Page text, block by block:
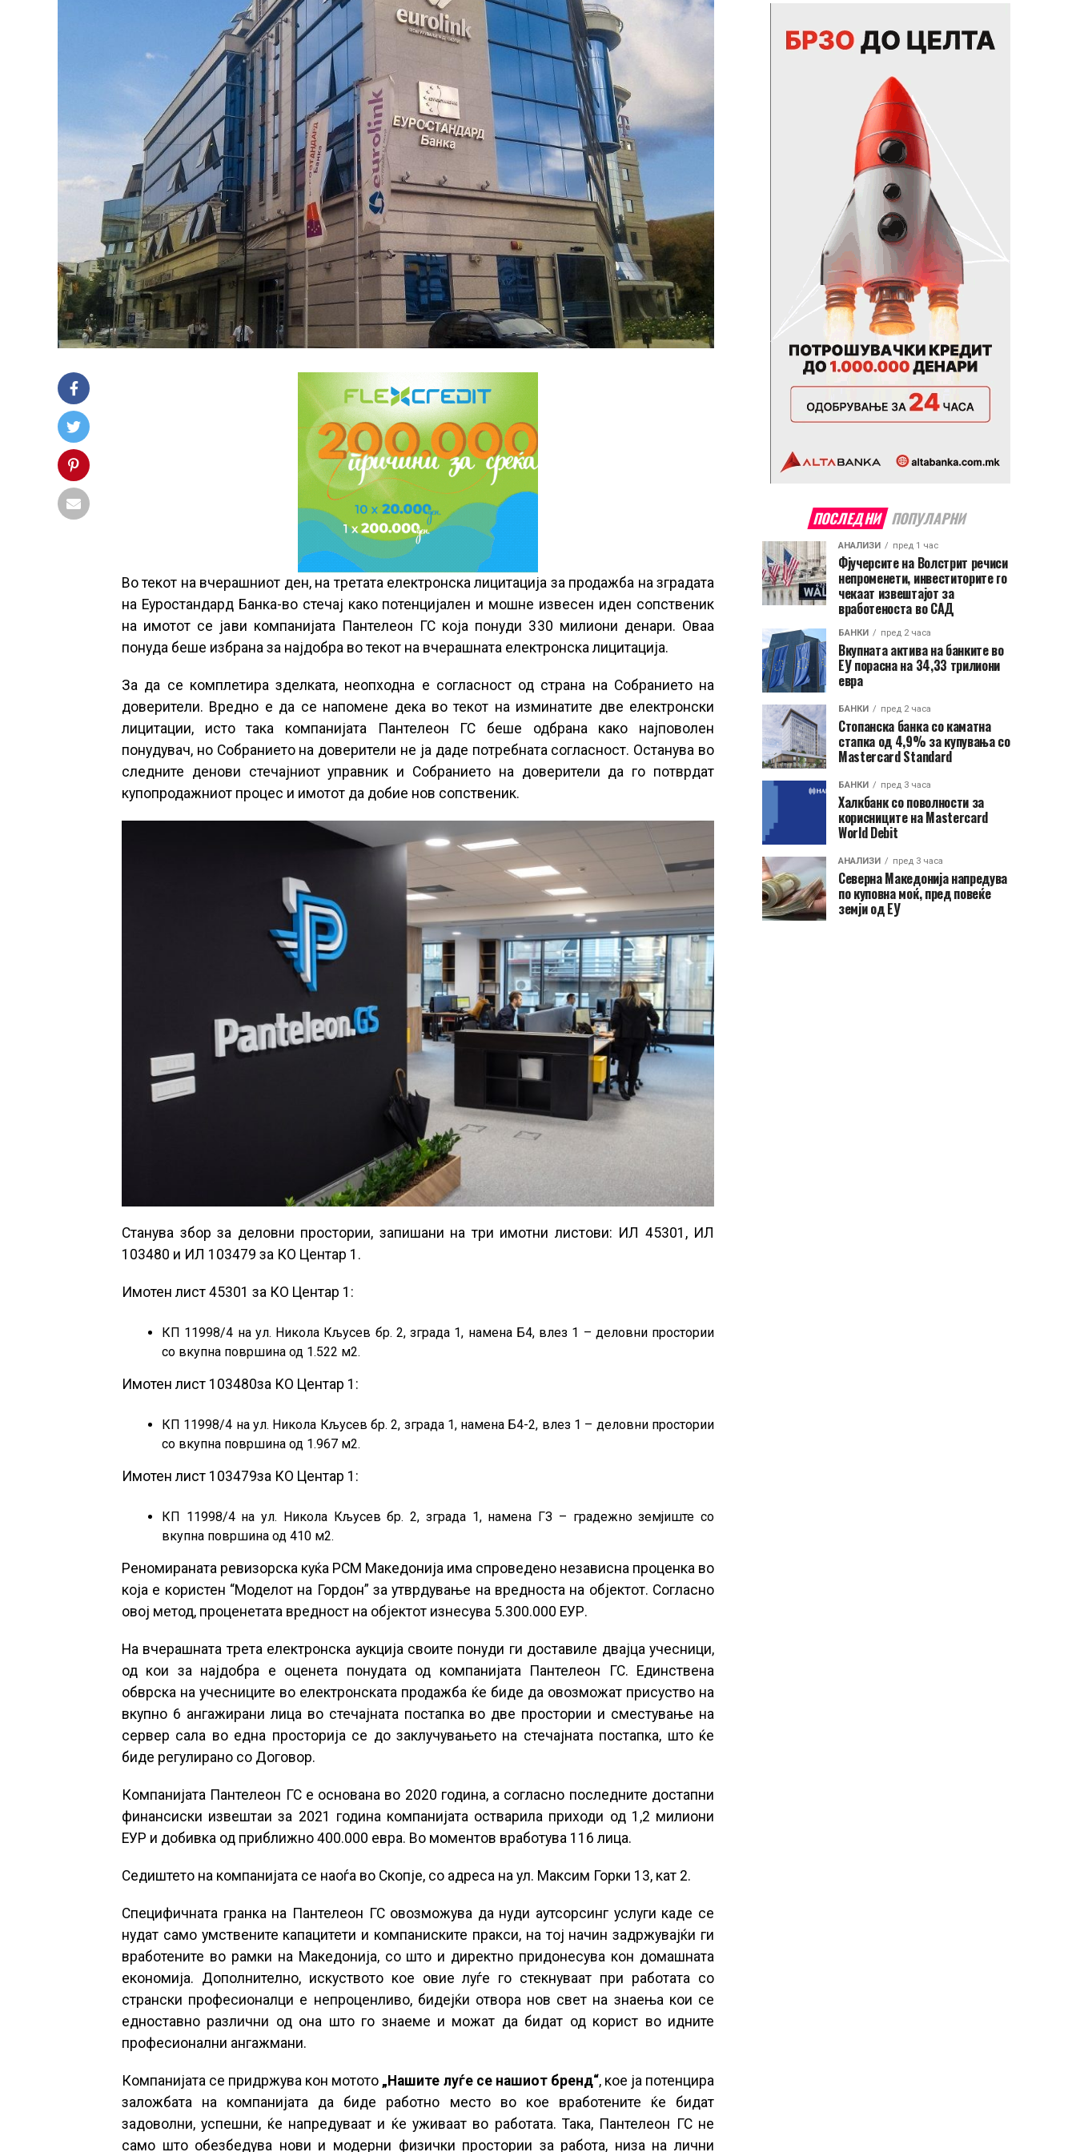
Во текот на вчерашниот ден, на третата електронска лицитација за продажба на зградата
на Еуростандард Банка-во стечај како потенцијален и мошне извесен иден сопственик
на имотот се јави компанијата Пантелеон ГС која понуди 330 милиони денари. Оваа
понуда беше избрана за најдобра во текот на вчерашната електронска лицитација.
За да се комплетира зделката, неопходна е согласност од страна на Собранието на
доверители. Вредно е да се напомене дека во текот на изминатите две електронски
лицитации, исто така компанијата Пантелеон ГС беше одбрана како најповолен
понудувач, но Собранието на доверители не ја даде потребната согласност. Останува во
следните денови стечајниот управник и Собранието на доверители да го потврдат
купопродажниот процес и имотот да добие нов сопственик.
Станува збор за деловни простории, запишани на три имотни листови: ИЛ 45301, ИЛ
103480 и ИЛ 103479 за КО Центар 1.
Имотен лист 45301 за КО Центар 1:
КП 11998/4 на ул. Никола Кљусев бр. 2, зграда 1, намена Б4, влез 1 – деловни простории
со вкупна површина од 1.522 м2.
Имотен лист 103480за КО Центар 1:
КП 11998/4 на ул. Никола Кљусев бр. 2, зграда 1, намена Б4-2, влез 1 – деловни простории
со вкупна површина од 1.967 м2.
Имотен лист 103479за КО Центар 1:
КП 11998/4 на ул. Никола Кљусев бр. 2, зграда 1, намена ГЗ – градежно земјиште со
вкупна површина од 410 м2.
Реномираната ревизорска куќа РСМ Македонија има спроведено независна проценка во
која е користен “Моделот на Гордон” за утврдување на вредноста на објектот. Согласно
овој метод, проценетата вредност на објектот изнесува 5.300.000 ЕУР.
На вчерашната трета електронска аукција своите понуди ги доставиле двајца учесници,
од кои за најдобра е оценета понудата од компанијата Пантелеон ГС. Единствена
обврска на учесниците во електронската продажба ќе биде да овозможат присуство на
вкупно 6 ангажирани лица во стечајната постапка во две простории и сместување на
сервер сала во една просторија се до заклучувањето на стечајната постапка, што ќе
биде регулирано со Договор.
Компанијата Пантелеон ГС е основана во 2020 година, а согласно последните достапни
финансиски извештаи за 2021 година компанијата остварила приходи од 1,2 милиони
ЕУР и добивка од приближно 400.000 евра. Во моментов вработува 116 лица.
Седиштето на компанијата се наоѓа во Скопје, со адреса на ул. Максим Горки 13, кат 2.
Специфичната гранка на Пантелеон ГС овозможува да нуди аутсорсинг услуги каде се
нудат само умствените капацитети и компаниските пракси, на тој начин задржувајќи ги
вработените во рамки на Македонија, со што и директно придонесува кон домашната
економија. Дополнително, искуството кое овие луѓе го стекнуваат при работата со
странски професионалци е непроценливо, бидејќи отвора нов свет на знаења кои се
едноставно различни од она што го знаеме и можат да бидат од корист во идните
професионални ангажмани.
Компанијата се придржува кон мотото „Нашите луѓе се нашиот бренд“, кое ја потенцира
заложбата на компанијата да биде работно место во кое вработените ќе бидат
задоволни, успешни, ќе напредуваат и ќе уживаат во работата. Така, Пантелеон ГС не
само што обезбедува нови и модерни физички простории за работа, низа на лични
ПОСЛЕДНИ ПОПУЛАРНИ
АНАЛИЗИ пред 1 час
Фјучерсите на Волстрит речиси
непроменети, инвеститорите го
чекаат извештајот за
вработеноста во САД
БАНКИ пред 2 часа
Вкупната актива на банките во
ЕУ порасна на 34,33 трилиони
евра
БАНКИ пред 2 часа
Стопанска банка со каматна
стапка од 4,9% за купувања со
Mastercard Standard
БАНКИ пред 3 часа
Халкбанк со поволности за
корисниците на Mastercard
World Debit
АНАЛИЗИ пред 3 часа
Северна Македонија напредува
по куповна моќ, пред повеќе
земји од ЕУ